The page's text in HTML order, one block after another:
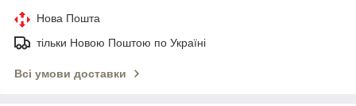
Нова Пошта
тільки Новою Поштою по Україні
Всі умови доставки